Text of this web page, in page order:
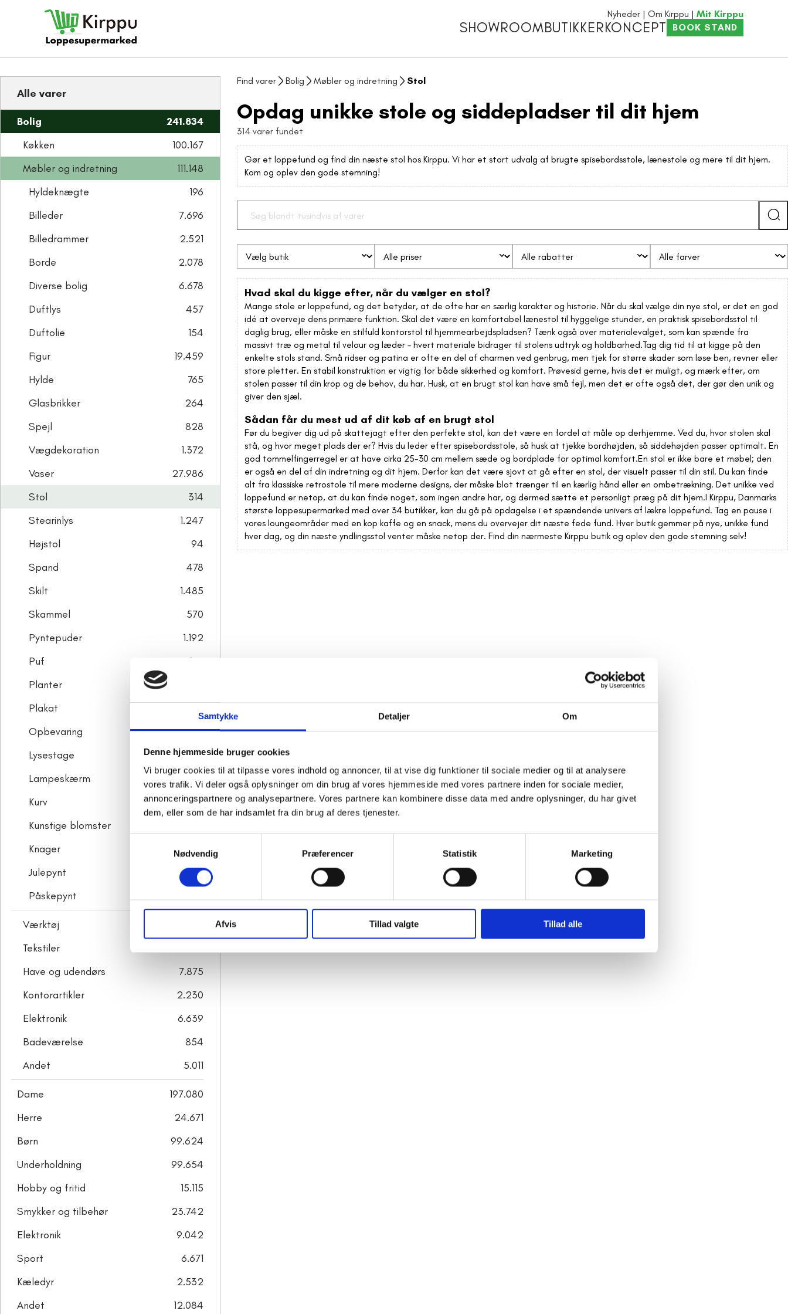
Samtykke Detaljer Om
Denne hjemmeside bruger cookies
Vi bruger cookies til at tilpasse vores indhold og annoncer, til at vise dig funktioner til sociale medier og til at analysere
vores trafik. Vi deler også oplysninger om din brug af vores hjemmeside med vores partnere inden for sociale medier,
annonceringspartnere og analysepartnere. Vores partnere kan kombinere disse data med andre oplysninger, du har givet
dem, eller som de har indsamlet fra din brug af deres tjenester.
Nødvendig
Præferencer Statistik Marketing
Afvis Tillad valgte Tillad alle
Nyheder Om Kirppu Mit Kirppu
SHOWROOMBUTIKKERKONCEPT BOOK STAND
Alle varer
Bolig
241.834
Køkken
100.167
Møbler og indretning
111.148
Hyldeknægte
196
Billeder
7.696
Billedrammer
2.521
Borde
2.078
Diverse bolig
6.678
Duftlys
457
Duftolie
154
Figur
19.459
Hylde
765
Glasbrikker
264
Spejl
828
Vægdekoration
1.372
Vaser
27.986
Stol
314
Stearinlys
1.247
Højstol
94
Spand
478
Skilt
1.485
Skammel
570
Pyntepuder
1.192
Puf
173
Planter
Plakat
Opbevaring
4.408
Lysestage
12.946
Lampeskærm
440
Kurv
3.006
Kunstige blomster
Knager
883
Julepynt
8.629
Påskepynt
Værktøj
Tekstiler
Have og udendørs
7.875
Kontorartikler
2.230
Elektronik
6.639
Badeværelse
854
Andet
5.011
Dame
197.080
Herre
24.671
Børn
99.624
Underholdning
99.654
Hobby og fritid
15.115
Smykker og tilbehør
23.742
Elektronik
9.042
Sport
6.671
Kæledyr
2.532
Andet
12.084
Find varer Bolig Møbler og indretning Stol
Opdag unikke stole og siddepladser til dit hjem
314 varer fundet
Gør et loppefund og find din næste stol hos Kirppu. Vi har et stort udvalg af brugte spisebordsstole, lænestole og mere til dit hjem.
Kom og oplev den gode stemning!
Hvad skal du kigge efter, når du vælger en stol?
Mange stole er loppefund, og det betyder, at de ofte har en særlig karakter og historie. Når du skal vælge din nye stol, er det en god
idé at overveje dens primære funktion. Skal det være en komfortabel lænestol til hyggelige stunder, en praktisk spisebordsstol til
daglig brug, eller måske en stilfuld kontorstol til hjemmearbejdspladsen? Tænk også over materialevalget, som kan spænde fra
massivt træ og metal til velour og læder – hvert materiale bidrager til stolens udtryk og holdbarhed.Tag dig tid til at kigge på den
enkelte stols stand. Små ridser og patina er ofte en del af charmen ved genbrug, men tjek for større skader som løse ben, revner eller
store pletter. En stabil konstruktion er vigtig for både sikkerhed og komfort. Prøvesid gerne, hvis det er muligt, og mærk efter, om
stolen passer til din krop og de behov, du har. Husk, at en brugt stol kan have små fejl, men det er ofte også det, der gør den unik og
giver den sjæl.
Sådan får du mest ud af dit køb af en brugt stol
Før du begiver dig ud på skattejagt efter den perfekte stol, kan det være en fordel at måle op derhjemme. Ved du, hvor stolen skal
stå, og hvor meget plads der er? Hvis du leder efter spisebordsstole, så husk at tjekke bordhøjden, så siddehøjden passer optimalt. En
god tommelfingerregel er at have cirka 25-30 cm mellem sæde og bordplade for optimal komfort.En stol er ikke bare et møbel; den
er også en del af din indretning og dit hjem. Derfor kan det være sjovt at gå efter en stol, der visuelt passer til din stil. Du kan finde
alt fra klassiske retrostole til mere moderne designs, der måske blot trænger til en kærlig hånd eller en ombetrækning. Det unikke ved
loppefund er netop, at du kan finde noget, som ingen andre har, og dermed sætte et personligt præg på dit hjem.I Kirppu, Danmarks
største loppesupermarked med over 34 butikker, kan du gå på opdagelse i et spændende univers af lækre loppefund. Tag en pause i
vores loungeområder med en kop kaffe og en snack, mens du overvejer dit næste fede fund. Hver butik gemmer på nye, unikke fund
hver dag, og din næste yndlingsstol venter måske netop der. Find din nærmeste Kirppu butik og oplev den gode stemning selv!